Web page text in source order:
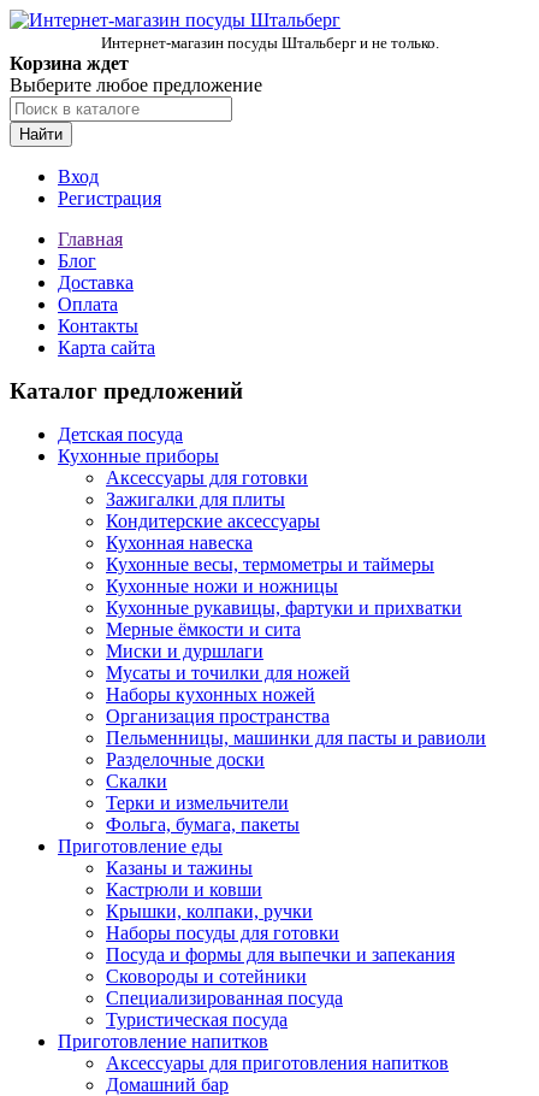
Интернет-магазин посуды Штальберг и не только.
Корзина ждет
Выберите любое предложение
Найти
Вход
Регистрация
Главная
Блог
Доставка
Оплата
Контакты
Карта сайта
Каталог предложений
Детская посуда
Кухонные приборы
Аксессуары для готовки
Зажигалки для плиты
Кондитерские аксессуары
Кухонная навеска
Кухонные весы, термометры и таймеры
Кухонные ножи и ножницы
Кухонные рукавицы, фартуки и прихватки
Мерные ёмкости и сита
Миски и дуршлаги
Мусаты и точилки для ножей
Наборы кухонных ножей
Организация пространства
Пельменницы, машинки для пасты и равиоли
Разделочные доски
Скалки
Терки и измельчители
Фольга, бумага, пакеты
Приготовление еды
Казаны и тажины
Кастрюли и ковши
Крышки, колпаки, ручки
Наборы посуды для готовки
Посуда и формы для выпечки и запекания
Сковороды и сотейники
Специализированная посуда
Туристическая посуда
Приготовление напитков
Аксессуары для приготовления напитков
Домашний бар